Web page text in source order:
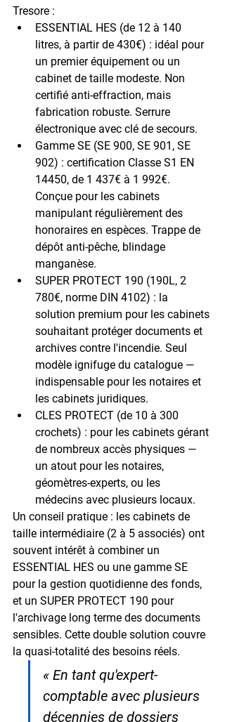
Tresore :
ESSENTIAL HES (de 12 à 140
litres, à partir de 430€) : idéal pour
un premier équipement ou un
cabinet de taille modeste. Non
certifié anti-effraction, mais
fabrication robuste. Serrure
électronique avec clé de secours.
Gamme SE (SE 900, SE 901, SE
902) : certification Classe S1 EN
14450, de 1 437€ à 1 992€.
Conçue pour les cabinets
manipulant régulièrement des
honoraires en espèces. Trappe de
dépôt anti-pêche, blindage
manganèse.
SUPER PROTECT 190 (190L, 2
780€, norme DIN 4102) : la
solution premium pour les cabinets
souhaitant protéger documents et
archives contre l'incendie. Seul
modèle ignifuge du catalogue —
indispensable pour les notaires et
les cabinets juridiques.
CLES PROTECT (de 10 à 300
crochets) : pour les cabinets gérant
de nombreux accès physiques —
un atout pour les notaires,
géomètres-experts, ou les
médecins avec plusieurs locaux.
Un conseil pratique : les cabinets de
taille intermédiaire (2 à 5 associés) ont
souvent intérêt à combiner un
ESSENTIAL HES ou une gamme SE
pour la gestion quotidienne des fonds,
et un SUPER PROTECT 190 pour
l'archivage long terme des documents
sensibles. Cette double solution couvre
la quasi-totalité des besoins réels.
« En tant qu'expert-
comptable avec plusieurs
décennies de dossiers